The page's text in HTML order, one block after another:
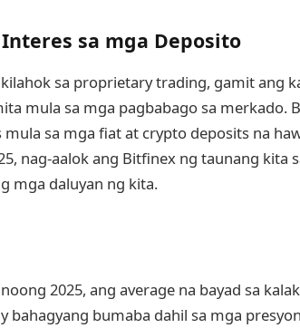
sa mga Deposito
sa proprietary trading, gamit ang
mula sa mga pagbabago sa merkado.
sa mga fiat at crypto deposits na
nag-aalok ang Bitfinex ng taunang kita
mga daluyan ng kita.
2025, ang average na bayad sa
bahagyang bumaba dahil sa mga